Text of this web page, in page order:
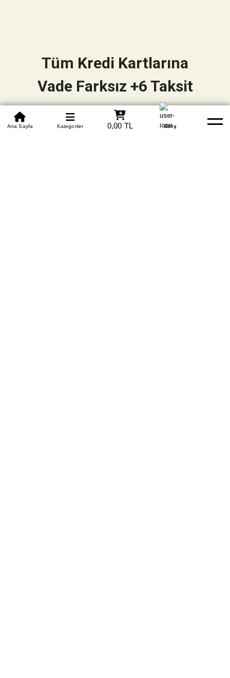
0850 305 09 70
Beden Tablosu Banka Hesapları Whatsapp Yardım
Ana Sayfa Kategoriler 0,00 TL Giriş
Tüm Kredi Kartlarına
Vade Farksız +6 Taksit